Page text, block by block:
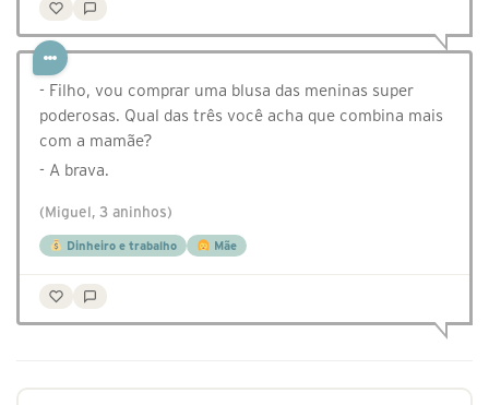
- Filho, vou comprar uma blusa das meninas super
poderosas. Qual das três você acha que combina mais
com a mamãe?
- A brava.
(Miguel, 3 aninhos)
Dinheiro e trabalho Mãe